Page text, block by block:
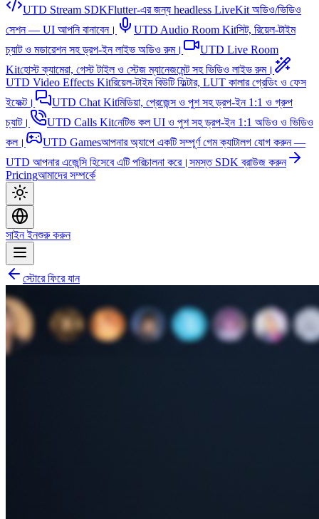
UTD Stream SDKFlutter-এর জন্য headless LiveKit অডিও/ভিডিও
সেশন — UI আপনি বানাবেন।
UTD Audio Room Kitসিট, রিয়েল-টাইম
চ্যাট ও মডারেশন সহ ড্রপ-ইন লাইভ অডিও রুম।
UTD Live Room
Kitহোস্ট ক্যামেরা, গেস্ট টাইল ও স্টেজ ম্যানেজমেন্ট সহ ভিডিও লাইভ রুম।
UTD Video Effects Kitরিয়েল-টাইম বিউটি ফিল্টার, LUT কালার গ্রেডিং ও ফেস
ইফেক্ট।
UTD Chat Kitমিডিয়া, প্রেজেন্স ও পুশ সহ ড্রপ-ইন 1:1 ও গ্রুপ
চ্যাট।
UTD Calls Kitনেটিভ কল UI ও পুশ সহ ড্রপ-ইন 1:1 অডিও ও ভিডিও
কল।
UTD Gamesআপনার অ্যাপে একটি সম্পূর্ণ গেম ক্যাটালগ যোগ করুন —
UTD আপনার এজেন্সি হিসেবে এটি পরিচালনা করে। সমস্ত SDK ব্রাউজ করুন
Pricingআমাদের সম্পর্কে
সাইন ইনশুরু করুন
স্টোরে ফিরে যান